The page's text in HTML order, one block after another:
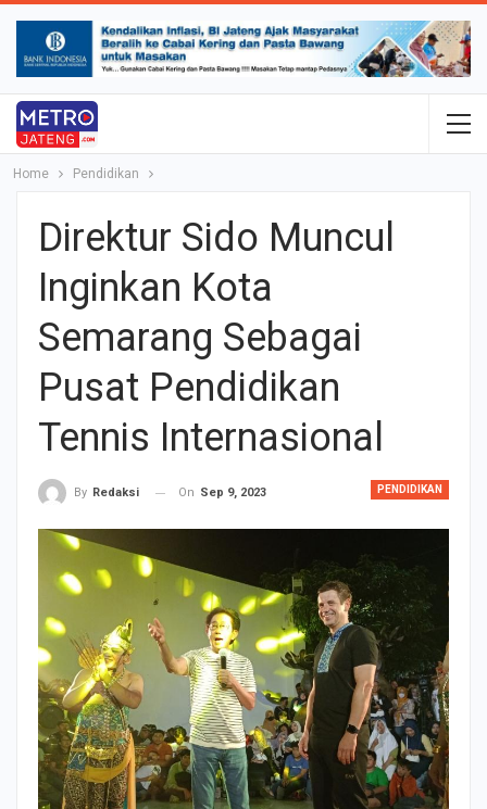
Home Pendidikan
Direktur Sido Muncul
Inginkan Kota
Semarang Sebagai
Pusat Pendidikan
Tennis Internasional
PENDIDIKAN
By Redaksi On Sep 9, 2023